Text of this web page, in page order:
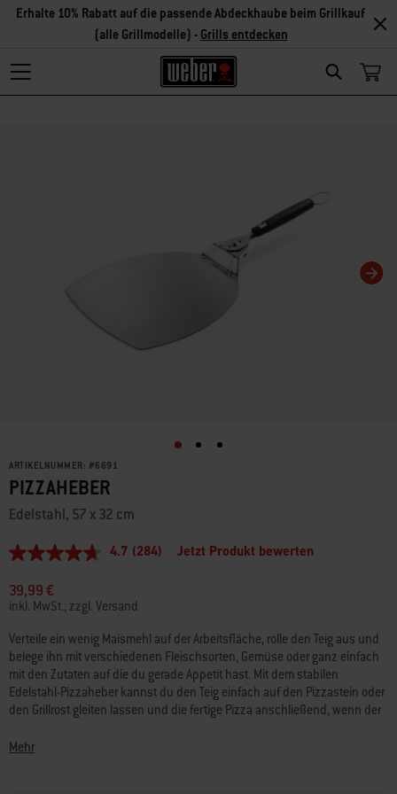
Search
Erhalte 10% Rabatt auf die passende Abdeckhaube beim Grillkauf
(alle Grillmodelle) - Grills entdecken
ARTIKELNUMMER: #6691
PIZZAHEBER
Edelstahl, 57 x 32 cm
4.7
5
Sternen,
Durchschnittswert
der
Bewertung.
Read
284
Reviews.
Link
auf
Seite.
4.7 (284) Jetzt Produkt bewerten
39,99 €
inkl. MwSt., zzgl. Versand
Verteile ein wenig Maismehl auf der Arbeitsfläche, rolle den Teig aus und
belege ihn mit verschiedenen Fleischsorten, Gemüse oder ganz einfach
mit den Zutaten auf die du gerade Appetit hast. Mit dem stabilen
Edelstahl-Pizzaheber kannst du den Teig einfach auf den Pizzastein oder
den Grillrost gleiten lassen und die fertige Pizza anschließend, wenn der
Mehr